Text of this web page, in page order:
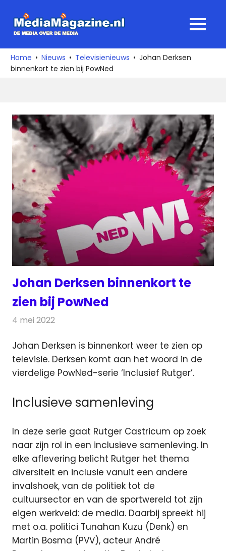
naar
media
over
de
MENU
Home Nieuws Televisienieuws
Johan Derksen
binnenkort te zien bij PowNed
Johan Derksen binnenkort te
zien bij PowNed
4 mei 2022
Johan Derksen is binnenkort weer te zien op
televisie. Derksen komt aan het woord in de
vierdelige PowNed-serie ‘Inclusief Rutger’.
Inclusieve samenleving
In deze serie gaat Rutger Castricum op zoek
naar zijn rol in een inclusieve samenleving. In
elke aflevering belicht Rutger het thema
diversiteit en inclusie vanuit een andere
invalshoek, van de politiek tot de
cultuursector en van de sportwereld tot zijn
eigen werkveld: de media. Daarbij spreekt hij
met o.a. politici Tunahan Kuzu (Denk) en
Martin Bosma (PVV), acteur André